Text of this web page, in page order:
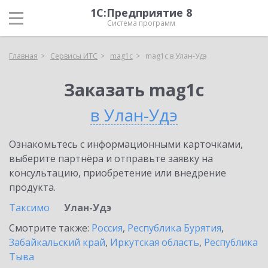
1С:Предприятие 8
Система программ
Главная Сервисы ИТС mag1c mag1c в Улан-Удэ
Заказать mag1c
в Улан-Удэ
Ознакомьтесь с информационными карточками,
выберите партнёра и отправьте заявку на
консультацию, приобретение или внедрение
продукта.
Таксимо
Улан-Удэ
Смотрите также: Россия, Республика Бурятия,
Забайкальский край, Иркутская область, Республика
Тыва